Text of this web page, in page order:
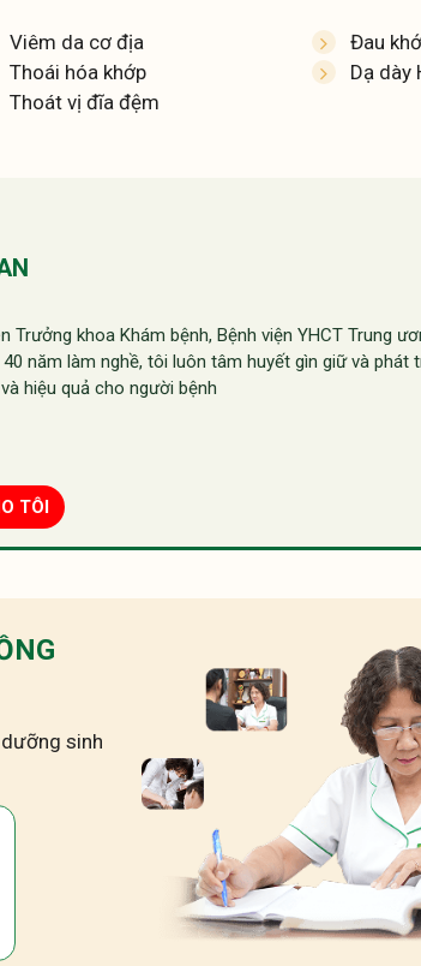
Viêm da cơ địa
Đau
Thoái hóa khớp
Dạ dày
Thoát vị đĩa đệm
Trưởng khoa Khám bệnh, Bệnh viện YHCT Trung
năm làm nghề, tôi luôn tâm huyết gìn giữ và phát
hiệu quả cho người bệnh
TÔI
sinh